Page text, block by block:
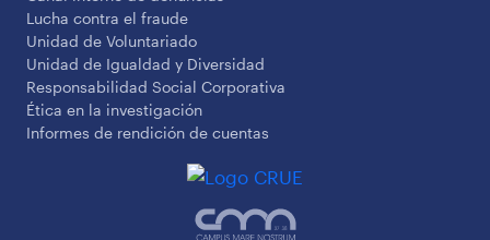
Lucha contra el fraude
Unidad de Voluntariado
Unidad de Igualdad y Diversidad
Responsabilidad Social Corporativa
Ética en la investigación
Informes de rendición de cuentas